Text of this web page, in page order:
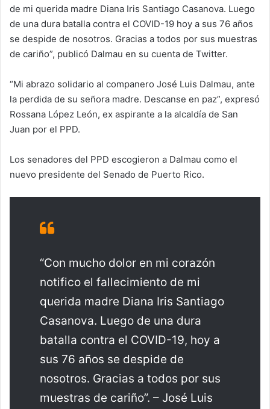
de mi querida madre Diana Iris Santiago Casanova. Luego
de una dura batalla contra el COVID-19 hoy a sus 76 años
se despide de nosotros. Gracias a todos por sus muestras
de cariño”, publicó Dalmau en su cuenta de Twitter.
“Mi abrazo solidario al companero José Luis Dalmau, ante
la perdida de su señora madre. Descanse en paz”, expresó
Rossana López León, ex aspirante a la alcaldía de San
Juan por el PPD.
Los senadores del PPD escogieron a Dalmau como el
nuevo presidente del Senado de Puerto Rico.
“Con mucho dolor en mi corazón
notifico el fallecimiento de mi
querida madre Diana Iris Santiago
Casanova. Luego de una dura
batalla contra el COVID-19, hoy a
sus 76 años se despide de
nosotros. Gracias a todos por sus
muestras de cariño”. – José Luis